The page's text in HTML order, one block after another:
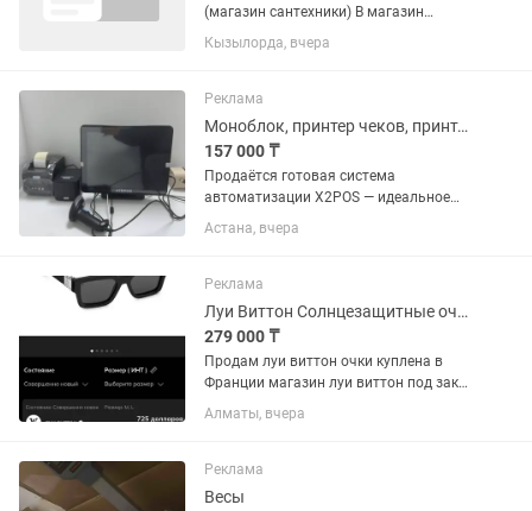
(магазин сантехники) В магазин
сантехники требуется ответственный
сотрудник. Обязанности: Регистрация
Кызылорда, вчера
Реклама
Моноблок, принтер чеков, принтер этикеток, сканер штрихкодов
157 000 ₸
Продаётся готовая система
автоматизации X2POS — идеальное
решение для бизнеса • моноблок •
принтер чеков • принтер этикеток •
новое, использовалось всего 1...
Астана, вчера
Реклама
Луи Виттон Солнцезащитные очки LV Match
279 000 ₸
Продам луи виттон очки куплена в
Франции магазин луи виттон под заказ
Limited edition состояние как новый
название LV MATCH универсал
Charleston Sunglasses Z1414W...
Алматы, вчера
Реклама
Весы